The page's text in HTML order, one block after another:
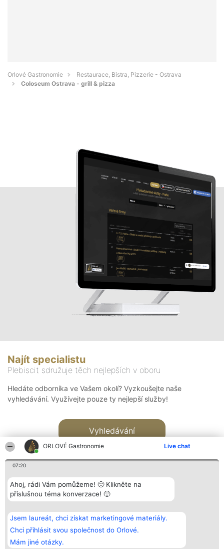
ORLOVÉ Gastronomie Live chat
07:20
Ahoj, rádi Vám pomůžeme! 🙂 Klikněte na
příslušnou téma konverzace! 🙂
Jsem laureát, chci získat marketingové materiály.
Chci přihlásit svou společnost do Orlové.
Mám jiné otázky.
Orlové Gastronomie
Restaurace, Bistra, Pizzerie - Ostrava
Coloseum Ostrava - grill & pizza
Najít specialistu
Plebiscit sdružuje těch nejlepších v oboru
Hledáte odborníka ve Vašem okolí? Vyzkoušejte naše
vyhledávání. Využívejte pouze ty nejlepší služby!
Vyhledávání
Bright Side Solutions sp. z o.
o. sp. k.
ul. Ruska 22
Wrocław 50-079
KRS 0000749100 | Regon
Vítězové
Seznam všech
laureátů
Zásady
Kontakt